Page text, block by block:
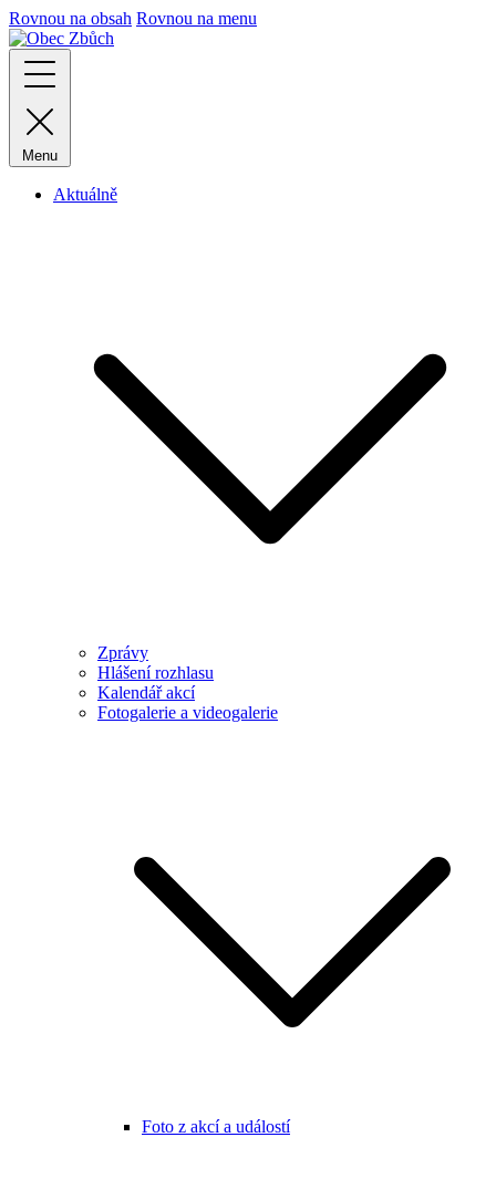
Rovnou na obsah Rovnou na menu
Menu
Aktuálně
Zprávy
Hlášení rozhlasu
Kalendář akcí
Fotogalerie a videogalerie
Foto z akcí a událostí